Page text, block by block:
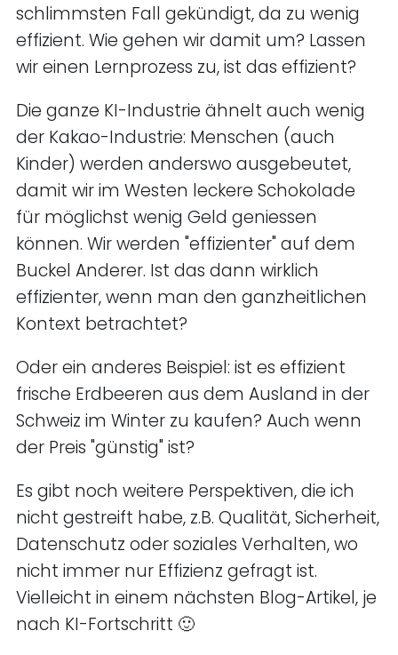
schlimmsten Fall gekündigt, da zu wenig
effizient. Wie gehen wir damit um? Lassen
wir einen Lernprozess zu, ist das effizient?
Die ganze KI-Industrie ähnelt auch wenig
der Kakao-Industrie: Menschen (auch
Kinder) werden anderswo ausgebeutet,
damit wir im Westen leckere Schokolade
für möglichst wenig Geld geniessen
können. Wir werden "effizienter" auf dem
Buckel Anderer. Ist das dann wirklich
effizienter, wenn man den ganzheitlichen
Kontext betrachtet?
Oder ein anderes Beispiel: ist es effizient
frische Erdbeeren aus dem Ausland in der
Schweiz im Winter zu kaufen? Auch wenn
der Preis "günstig" ist?
Es gibt noch weitere Perspektiven, die ich
nicht gestreift habe, z.B. Qualität, Sicherheit,
Datenschutz oder soziales Verhalten, wo
nicht immer nur Effizienz gefragt ist.
Vielleicht in einem nächsten Blog-Artikel, je
nach KI-Fortschritt 🙂